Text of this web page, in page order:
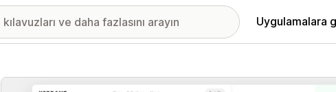
Uygulamalara
Öne çıkan görsel galerisi